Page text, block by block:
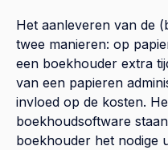
Het aanleveren van de
twee manieren: op
een boekhouder extra
van een papieren
invloed op de kosten.
boekhoudsoftware
boekhouder het nodige